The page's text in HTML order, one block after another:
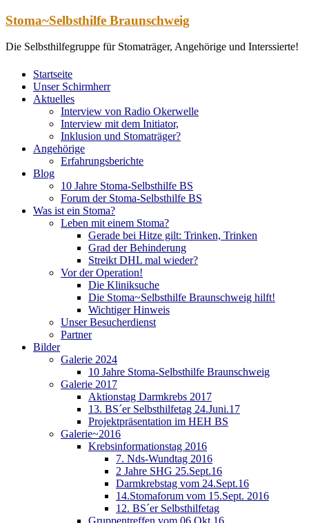
Zum
springen
Stoma~Selbsthilfe Braunschweig
Die Selbsthilfegruppe für Stomaträger, Angehörige und Interssierte!
Startseite
Unser Schirmherr
Aktuelles
Interview von Radio Okerwelle
Interview mit dem Initiator,
Inklusion und Stomaträger?
Angehörige
Erfahrungsberichte
Blog
10 Jahre Stoma-Selbsthilfe BS
Forum der Stoma-Selbsthilfe BS
Was ist ein Stoma?
Leben mit einem Stoma?
Gerade bei Hitze gilt: Trinken, Trinken
Grad der Behinderung
Streikt DHL mal wieder?
Vor der Operation!
Die Kliniksuche
Die Stoma~Selbsthilfe Braunschweig hilft!
Wichtiger Hinweis
Unser Besucherdienst
Partner
Bilder
Galerie 2024
10 Jahre Stoma-Selbsthilfe Braunschweig
Galerie 2017
Aktionstag Darmkrebs 2017
13. BS´er Selbsthilfetag 24.Juni.17
Projektpräsentation im HEH BS
Galerie~2016
Krebsinformationstag 2016
7. Nds-Wundtag 2016
2 Jahre SHG 25.Sept.16
Darmkrebstag vom 24.Sept.16
14.Stomaforum vom 15.Sept. 2016
12. BS´er Selbsthilfetag
Gruppentreffen vom 06.Okt.16